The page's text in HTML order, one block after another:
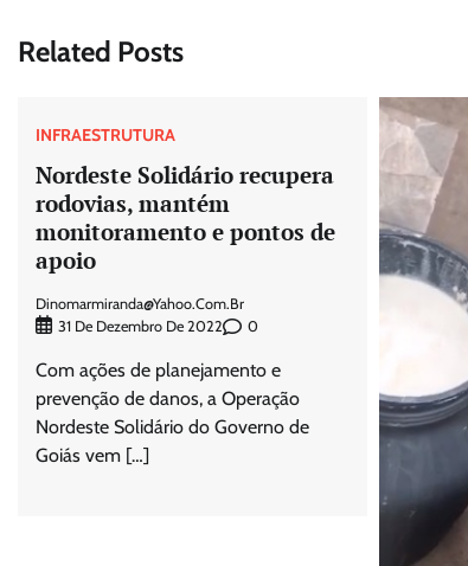
Related Posts
INFRAESTRUTURA
Nordeste Solidário recupera
rodovias, mantém
monitoramento e pontos de
apoio
Dinomarmiranda@yahoo.com.br
31 De Dezembro De 2022
0
Com ações de planejamento e
prevenção de danos, a Operação
Nordeste Solidário do Governo de
Goiás vem […]